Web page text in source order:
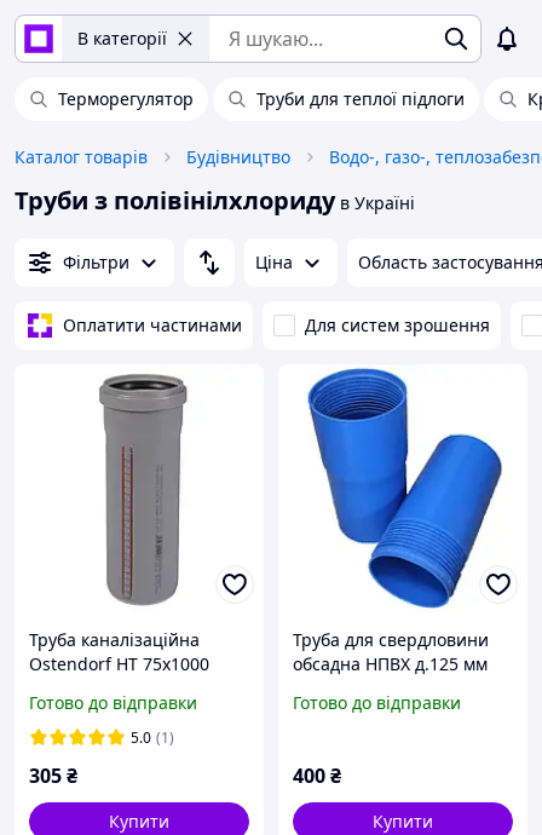
В категорії
Терморегулятор Труби для теплої підлоги
Каталог товарів Будівництво Водо-, газо-,
Труби з полівінілхлориду в Україні
Фільтри Ціна Область
Оплатити частинами Для систем зрошення
Труба каналізаційна
Ostendorf HT 75x1000
Готово до відправки
5.0 (1)
305₴
Купити
Труба для свердловини
обсадна НПВХ д.125 мм
Готово до відправки
400₴
Купити